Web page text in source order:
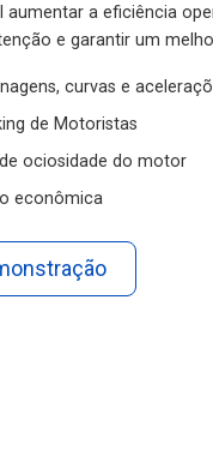
aumentar a eficiência
e garantir um
curvas e
de Motoristas
ociosidade do motor
econômica